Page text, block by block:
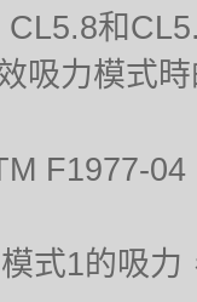
和
吸力模式
F1977-
式1的吸